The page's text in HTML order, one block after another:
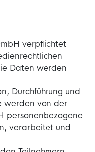
verpflichtet
Daten werden
Durchführung und
werden von der
personenbezogene
verarbeitet und